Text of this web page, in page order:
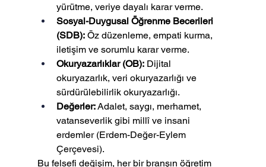
yürütme, veriye dayalı karar verme.
Sosyal-Duygusal Öğrenme Becerileri
(SDB): Öz düzenleme, empati kurma,
iletişim ve sorumlu karar verme.
Okuryazarlıklar (OB): Dijital
okuryazarlık, veri okuryazarlığı ve
sürdürülebilirlik okuryazarlığı.
Değerler: Adalet, saygı, merhamet,
vatanseverlik gibi millî ve insani
erdemler (Erdem-Değer-Eylem
Çerçevesi).
Bu felsefi değişim, her bir branşın öğretim